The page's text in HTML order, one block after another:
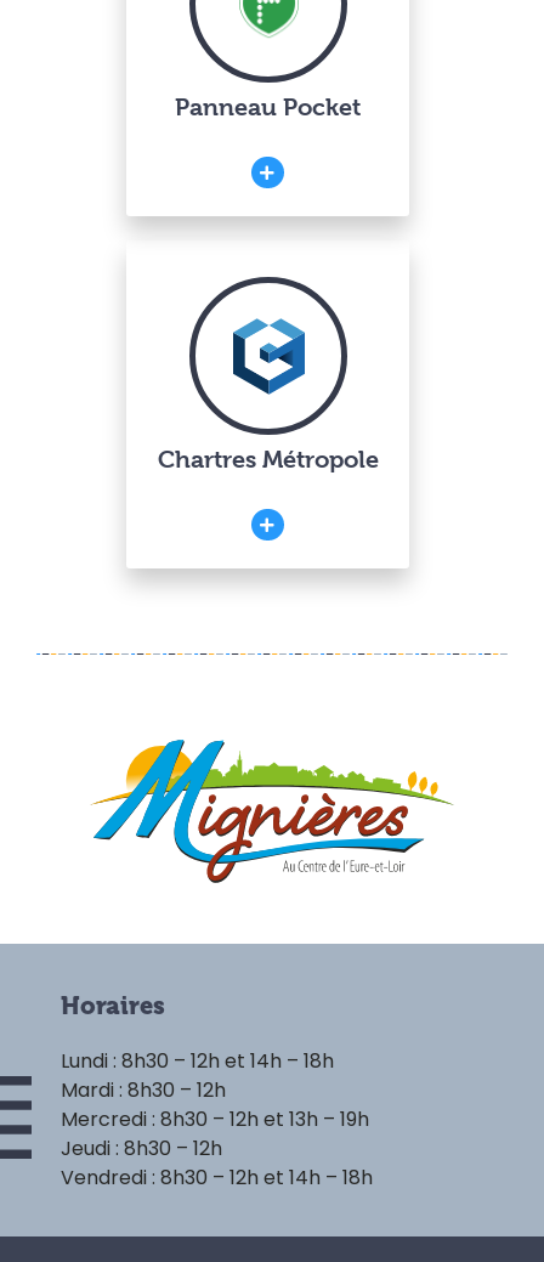
Panneau Pocket
Chartres Métropole
Horaires
Lundi : 8h30 – 12h et 14h – 18h
Mardi : 8h30 – 12h
Mercredi : 8h30 – 12h et 13h – 19h
Jeudi : 8h30 – 12h
Vendredi : 8h30 – 12h et 14h – 18h